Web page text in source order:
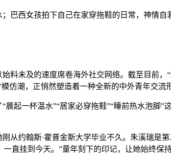
西女孩拍下自己在家穿拖鞋的日常，神情
及的速度席卷海外社交网络。截至目前，
仿潮，正悄然塑造着一种全新的中外青年交流
一杯温水”“居家必穿拖鞋”“睡前热水泡脚”
约翰斯·霍普金斯大学毕业不久。朱溪瑞是
直挂到今天。”童年刻下的印记，让她始终保